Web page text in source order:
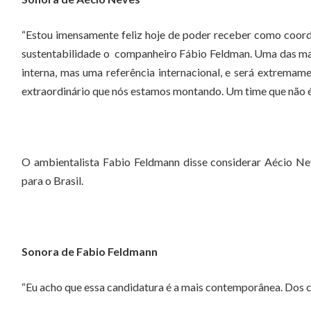
“Estou imensamente feliz hoje de poder receber como
sustentabilidade o companheiro Fábio Feldman. Uma das
interna, mas uma referência internacional, e será
extraordinário que nós estamos montando. Um time que não
O ambientalista Fabio Feldmann disse considerar Aécio
para o Brasil.
Sonora de Fabio Feldmann
“Eu acho que essa candidatura é a mais contemporânea.